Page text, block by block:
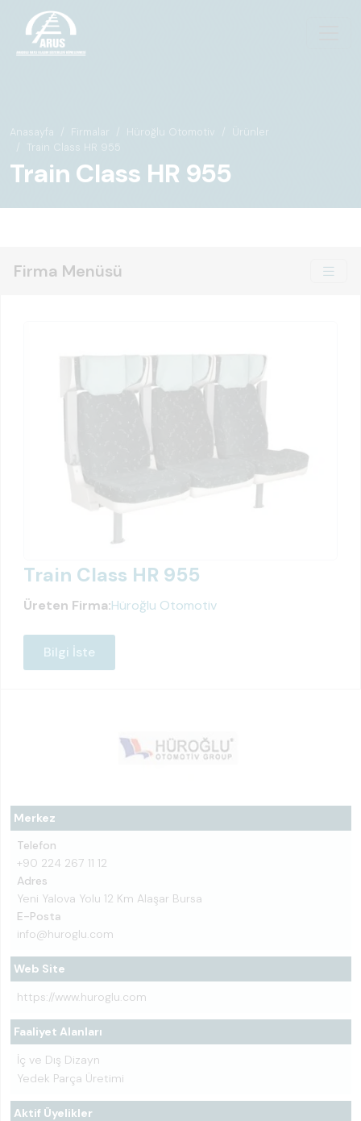
Anasayfa Firmalar Hüroğlu Otomotiv
Ürünler
Train Class HR 955
Train Class HR 955
Firma Menüsü
Merkez
Telefon
+90 224 267 11 12
Adres
Yeni Yalova Yolu 12 Km Alaşar Bursa
E-Posta
info@huroglu.com
Web Site
https://www.huroglu.com
Faaliyet Alanları
İç ve Dış Dizayn
Yedek Parça Üretimi
Aktif Üyelikler
Train Class HR 955
Üreten Firma:Hüroğlu Otomotiv
Bilgi İste